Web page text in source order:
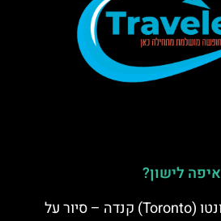
איפה לישון?
סיורים חינמיים בטורונטו (Toronto) קנדה – סיור על